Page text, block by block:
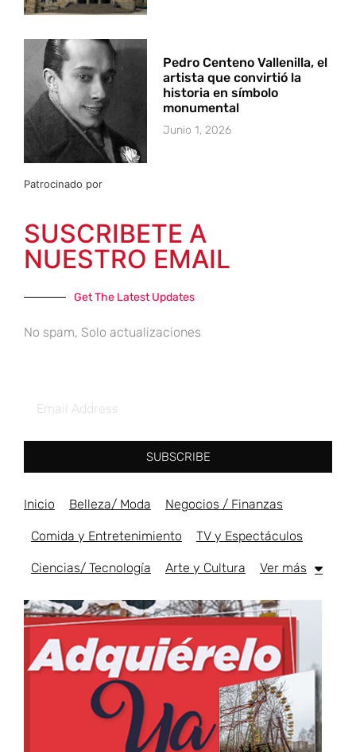
Pedro Centeno Vallenilla, el
artista que convirtió la
historia en símbolo
monumental
Junio 1, 2026
Patrocinado por
SUSCRIBETE A
NUESTRO EMAIL
Get The Latest Updates
No spam, Solo actualizaciones
SUBSCRIBE
Inicio Belleza/ Moda Negocios / Finanzas
Comida y Entretenimiento TV y Espectáculos
Ciencias/ Tecnología Arte y Cultura Ver más